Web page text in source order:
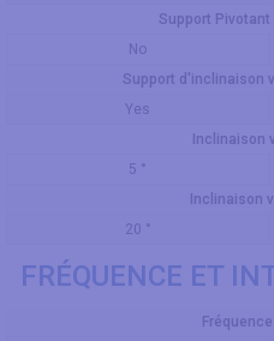
Support Pivotant
No
Support d'inclinaison
Yes
Inclinaison
5 °
Inclinaison
20 °
FRÉQUENCE ET